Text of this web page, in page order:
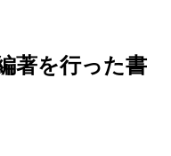
著を行った書